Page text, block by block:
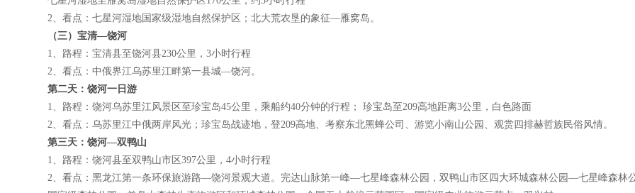
2、看点：七星河湿地国家级湿地自然保护区；北大荒农垦的象征—雁窝岛。
（三）宝清—饶河
1、路程：宝清县至饶河县230公里，3小时行程
2、看点：中俄界江乌苏里江畔第一县城—饶河。
第二天：饶河一日游
1、路程：饶河乌苏里江风景区至珍宝岛45公里，乘船约40分钟的行程； 珍宝岛至209高地距离3公里，白色路面
2、看点：乌苏里江中俄两岸风光；珍宝岛战迹地，登209高地、考察东北黑蜂公司、游览小南山公园、观赏四排赫哲族民俗风情。
第三天：饶河—双鸭山
1、路程：饶河县至双鸭山市区397公里，4小时行程
2、看点：黑龙江第一条环保旅游路—饶河景观大道。完达山脉第一峰—七星峰森林公园，双鸭山市区四大环城森林公园—七星峰森林